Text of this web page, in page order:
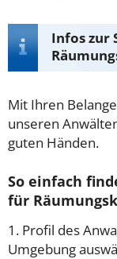
Infos zur
Mit Ihren
unseren
guten Händen.
So einfach
für
1. Profil des
Umgebung